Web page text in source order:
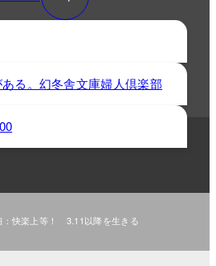
る。幻冬舎文庫婦人倶楽部
：快楽上等！ 3.11以降を生きる